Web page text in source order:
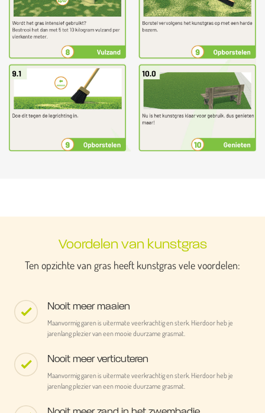
Voordelen van kunstgras
Ten opzichte van gras heeft kunstgras vele voordelen:
Nooit meer maaien
Maanvormig garen is uitermate veerkrachtig en sterk. Hierdoor heb je
jarenlang plezier van een mooie duurzame grasmat.
Nooit meer verticuteren
Maanvormig garen is uitermate veerkrachtig en sterk. Hierdoor heb je
jarenlang plezier van een mooie duurzame grasmat.